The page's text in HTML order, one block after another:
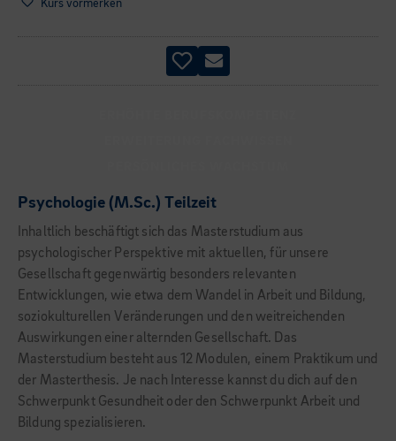
Kurs vormerken
Psychologie (M.Sc.) Teilzeit
Inhaltlich beschäftigt sich das Masterstudium aus
psychologischer Perspektive mit aktuellen, für unsere
Gesellschaft gegenwärtig besonders relevanten
Entwicklungen, wie etwa dem Wandel in Arbeit und Bildung,
soziokulturellen Veränderungen und den weitreichenden
Auswirkungen einer alternden Gesellschaft. Das
Masterstudium besteht aus 12 Modulen, einem Praktikum und
der Masterthesis. Je nach Interesse kannst du dich auf den
Schwerpunkt Gesundheit oder den Schwerpunkt Arbeit und
Bildung spezialisieren.